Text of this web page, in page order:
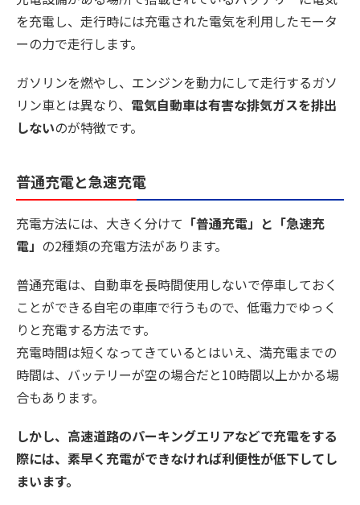
を充電し、走行時には充電された電気を利用したモータ
ーの力で走行します。
ガソリンを燃やし、エンジンを動力にして走行するガソ
リン車とは異なり、 電気自動車は有害な排気ガスを排出
しないのが特徴です。
普通充電と急速充電
充電方法には、大きく分けて 「普通充電」と「急速充
電」 の2種類の充電方法があります。
普通充電は、自動車を長時間使用しないで停車しておく
ことができる自宅の車庫で行うもので、低電力でゆっく
りと充電する方法です。
充電時間は短くなってきているとはいえ、満充電までの
時間は、バッテリーが空の場合だと10時間以上かかる場
合もあります。
しかし、高速道路のパーキングエリアなどで充電をする
際には、素早く充電ができなければ利便性が低下してし
まいます。